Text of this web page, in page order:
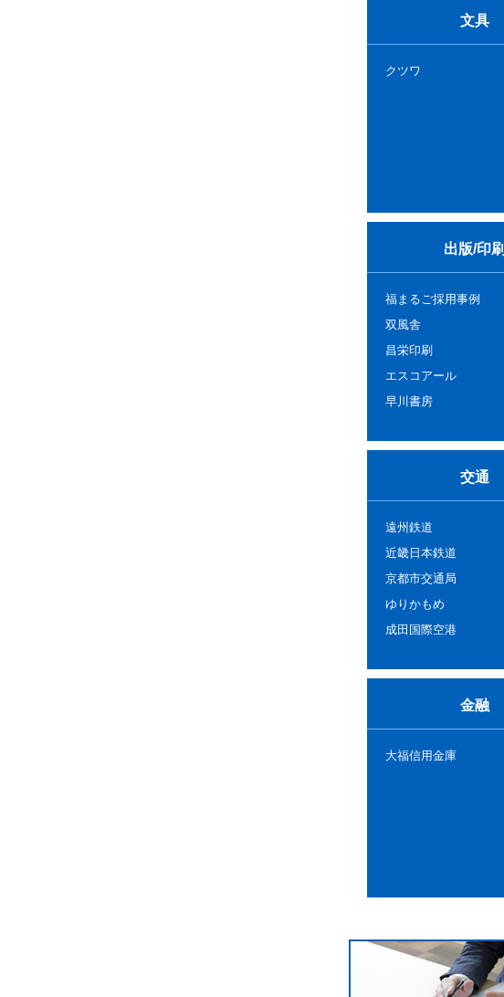
文具
クツワ
出版/印刷
福まるご採用事例
双風舎
昌栄印刷
エスコアール
早川書房
交通
遠州鉄道
近畿日本鉄道
京都市交通局
ゆりかもめ
成田国際空港
金融
大福信用金庫